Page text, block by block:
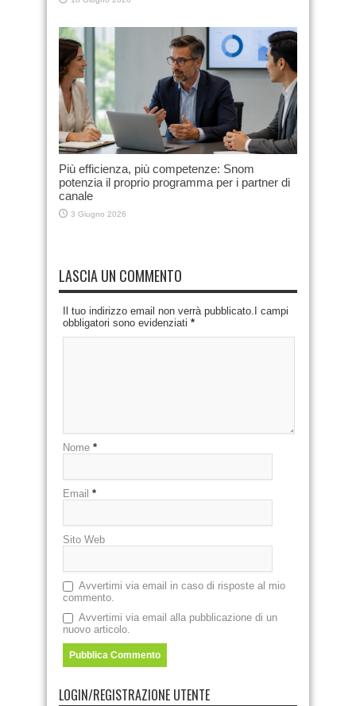
Più efficienza, più competenze: Snom
potenzia il proprio programma per i partner di
canale
3 Giugno 2026
LASCIA UN COMMENTO
Il tuo indirizzo email non verrà pubblicato.I campi
obbligatori sono evidenziati *
Nome *
Email *
Sito Web
Avvertimi via email in caso di risposte al mio
commento.
Avvertimi via email alla pubblicazione di un
nuovo articolo.
LOGIN/REGISTRAZIONE UTENTE